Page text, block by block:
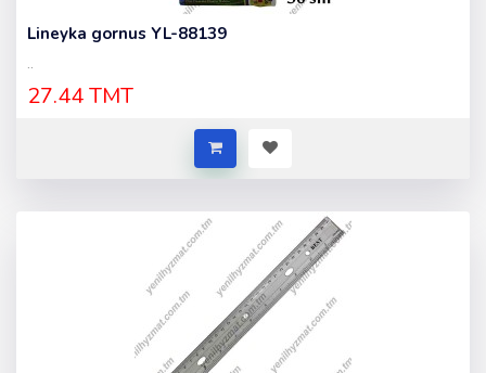
Lineyka gornus YL-88139
..
27.44 TMT